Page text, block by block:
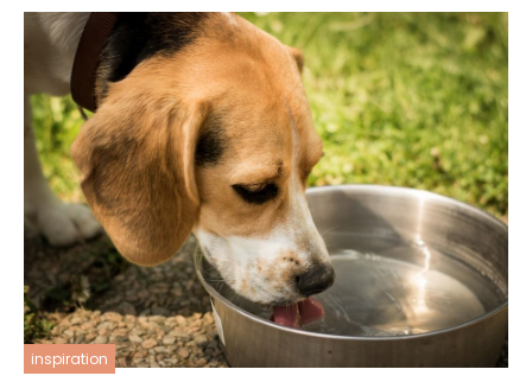
inspiration